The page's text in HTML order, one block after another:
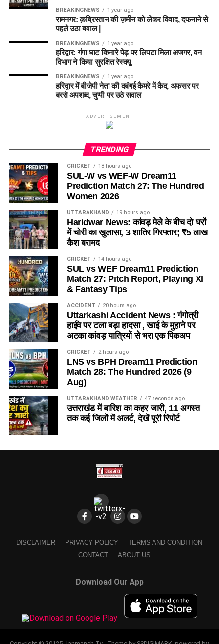
BREAKINGNEWS 1 year ago
रामनगर: क़ब्रिस्तान की ज़मीन को लेकर विवाद, दफनाने से
पहले उठा बवाल |
BREAKINGNEWS 1 year ago
हरिद्वार: गंगा घाट किनारे पेड़ पर लिपटा मिला अजगर, वन
विभाग ने किया सुरक्षित रेस्क्यू
BREAKINGNEWS 1 year ago
हरिद्वार में बीजेपी नेता की दबंगई कैमरे में कैद, अफसर पर
बरसे अपशब्द, चुप्पी पर उठे सवाल
ADVERTISEMENT
TRENDING
CRICKET 18 hours ago
SUL-W vs WEF-W Dream11
Prediction Match 27: The Hundred
Women 2026
UTTARAKHAND 19 hours ago
Haridwar News: कांवड़ मेले के बीच दो घरों
में चोरी का खुलासा, 3 शातिर गिरफ्तार; ₹5 लाख
कैश बरामद
CRICKET 14 hours ago
SUL vs WEF Dream11 Prediction
Match 27: Pitch Report, Playing XI
& Fantasy Tips
ACCIDENT 20 hours ago
Uttarkashi Accident News : गंगोत्री
हाईवे पर टला बड़ा हादसा , खाई के मुहाने पर
अटका कांवड़ यात्रियों से भरा एक पिकअप
CRICKET 2 hours ago
LNS vs BPH Dream11 Prediction
Match 28: The Hundred 2026 (9
Aug)
UTTARAKHAND WEATHER 47 seconds ago
उत्तराखंड में बारिश का कहर जारी, 11 अगस्त
तक कई जिलों में अलर्ट, देखें पूरी रिपोर्ट
DISCLAIMER PRIVACY POLICY
TERMS AND CONDITION
CONTACT
ABOUT US
Download Our App